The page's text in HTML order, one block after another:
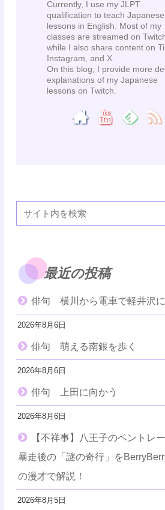
Currently, I use my JLPT
qualification to teach Japanese
lessons in English. Most of my
classes are streamed on
while I also share content on
Instagram, and X.
On this blog, I provide more
explanations of my Japanese
lessons on Twitch.
最近の投稿
俳句 横川から電車で軽井沢
2026年8月6日
俳句 萌える南銀を歩く
2026年8月6日
俳句 上田に向かう
2026年8月6日
【不祥事】八王子のベントレ
暴走後の「謎の奇行」を
の漫才で解説！
2026年8月5日